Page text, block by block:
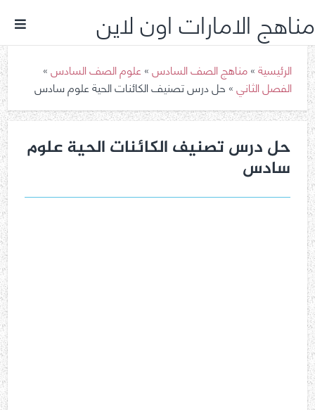
مناهج الامارات اون لاين
الرئيسية»مناهج الصف السادس»علوم الصف السادس»
الفصل الثاني»حل درس تصنيف الكائنات الحية علوم سادس
حل درس تصنيف الكائنات الحية علوم
سادس